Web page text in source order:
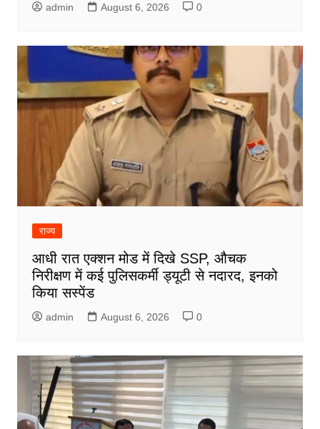
admin August 6, 2026 0
राज्य
आधी रात एक्शन मोड में दिखे SSP, औचक
निरीक्षण में कई पुलिसकर्मी ड्यूटी से नदारद, इनको
किया सस्पेंड
admin August 6, 2026 0